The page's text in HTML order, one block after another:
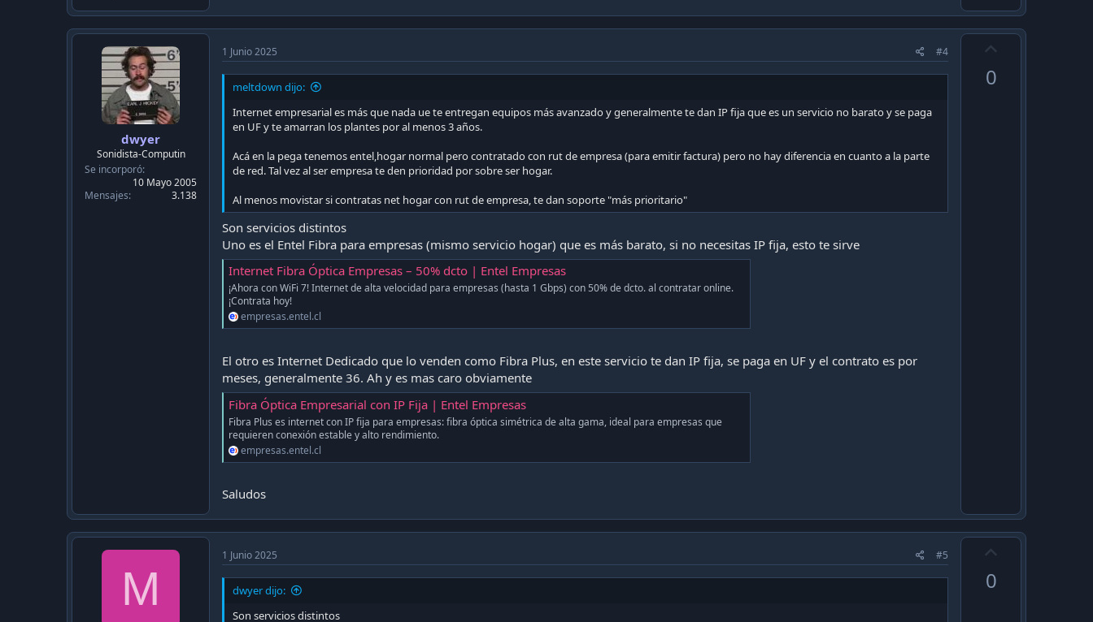
dwyer
Sonidista-Computin
Se incorporó
10 Mayo 2005
Mensajes
3.138
1 Junio 2025 #4
meltdown dijo:
Internet empresarial es más que nada ue te entregan equipos más avanzado y generalmente te dan IP fija que es un servicio no barato y se paga
en UF y te amarran los plantes por al menos 3 años.
Acá en la pega tenemos entel,hogar normal pero contratado con rut de empresa (para emitir factura) pero no hay diferencia en cuanto a la parte
de red. Tal vez al ser empresa te den prioridad por sobre ser hogar.
Al menos movistar si contratas net hogar con rut de empresa, te dan soporte "más prioritario"
Son servicios distintos
Uno es el Entel Fibra para empresas (mismo servicio hogar) que es más barato, si no necesitas IP fija, esto te sirve
Internet Fibra Óptica Empresas – 50% dcto | Entel Empresas
¡Ahora con WiFi 7! Internet de alta velocidad para empresas (hasta 1 Gbps) con 50% de dcto. al contratar online.
¡Contrata hoy!
empresas.entel.cl
El otro es Internet Dedicado que lo venden como Fibra Plus, en este servicio te dan IP fija, se paga en UF y el contrato es por
meses, generalmente 36. Ah y es mas caro obviamente
Fibra Óptica Empresarial con IP Fija | Entel Empresas
Fibra Plus es internet con IP fija para empresas: fibra óptica simétrica de alta gama, ideal para empresas que
requieren conexión estable y alto rendimiento.
empresas.entel.cl
Saludos
0
M
1 Junio 2025 #5
dwyer dijo:
Son servicios distintos
0